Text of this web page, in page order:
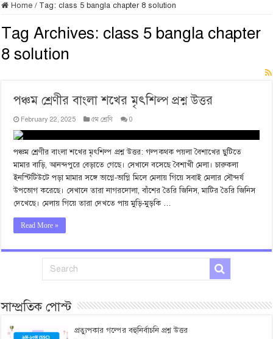
Home / Tag:class 5 bangla chapter 8 solution
Tag Archives: class 5 bangla chapter
8 solution
পঞ্চম শ্রেণীর বাংলা শখের মৃৎশিল্প প্রশ্ন উত্তর
February 22, 2025 ৫ম শ্রেণি 0
পঞ্চম শ্রেণীর বাংলা শখের মৃৎশিল্প প্রশ্ন উত্তর: গল্পকথক পয়লা বৈশাখের ছুটিতে
মামার বাড়ি, আনন্দপুরে বেড়াতে গেছে। সেখানে বসেছে বৈশাখী মেলা। চারুকলা
ইনস্টিটিউটে পড়া মামার সঙ্গে ভাগ্নে-ভাগ্নি মিলে মেলায় গিয়ে সবাই মেলার সৌন্দর্য
উপভোগ করেছে। সেখানে তারা নাগরদোলা, বাঁশের তৈরি জিনিস, মাটির তৈরি জিনিস
দেখেছে। মেলায় গিয়ে তারা দেখতে পায় মুড়ি-মুড়কি …
Read More »
সাম্প্রতিক পোস্ট
প্রত্যুপকার গল্পের বহুনির্বাচনি প্রশ্ন উত্তর